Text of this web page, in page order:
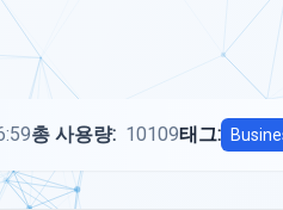
총 사용량: 10109태그: